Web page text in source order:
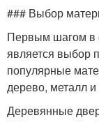
### Выбор
Первым шагом в
является выбор
популярные
дерево, металл и
Деревянные